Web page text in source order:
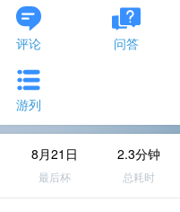
评论 问答
游列
8月21日
最后杯
2.3分钟
总耗时